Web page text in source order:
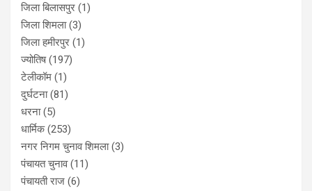
जिला बिलासपुर (1)
जिला शिमला(3)
जिला हमीरपुर (1)
ज्योतिष(197)
टेलीकॉम (1)
दुर्घटना(81)
धरना(5)
धार्मिक(253)
नगर निगम चुनाव शिमला(3)
पंचायत चुनाव(11)
पंचायती राज (6)